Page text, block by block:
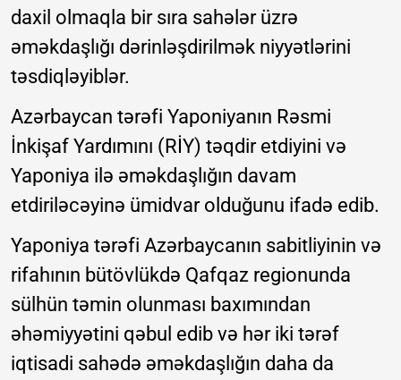
daxil olmaqla bir sıra sahələr üzrə
əməkdaşlığı dərinləşdirilmək niyyətlərini
təsdiqləyiblər.
Azərbaycan tərəfi Yaponiyanın Rəsmi
İnkişaf Yardımını (RİY) təqdir etdiyini və
Yaponiya ilə əməkdaşlığın davam
etdiriləcəyinə ümidvar olduğunu ifadə edib.
Yaponiya tərəfi Azərbaycanın sabitliyinin və
rifahının bütövlükdə Qafqaz regionunda
sülhün təmin olunması baxımından
əhəmiyyətini qəbul edib və hər iki tərəf
iqtisadi sahədə əməkdaşlığın daha da